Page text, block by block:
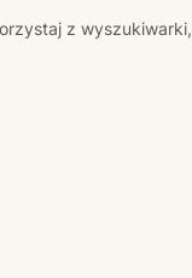
z wyszukiwarki,